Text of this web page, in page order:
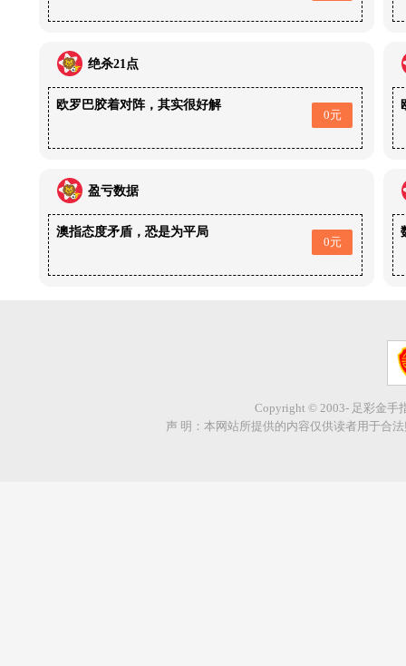
绝杀21点
欧罗巴胶着对阵，其实很好解
0元
盈亏数据
澳指态度矛盾，恐是为平局
0元
Copyright © 2003- 足彩金手
声 明：本网站所提供的内容仅供读者用于合